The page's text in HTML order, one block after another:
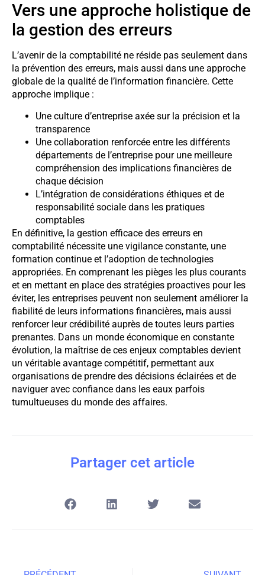
Vers une approche holistique de
la gestion des erreurs
L’avenir de la comptabilité ne réside pas seulement dans
la prévention des erreurs, mais aussi dans une approche
globale de la qualité de l’information financière. Cette
approche implique :
Une culture d’entreprise axée sur la précision et la
transparence
Une collaboration renforcée entre les différents
départements de l’entreprise pour une meilleure
compréhension des implications financières de
chaque décision
L’intégration de considérations éthiques et de
responsabilité sociale dans les pratiques
comptables
En définitive, la gestion efficace des erreurs en
comptabilité nécessite une vigilance constante, une
formation continue et l’adoption de technologies
appropriées. En comprenant les pièges les plus courants
et en mettant en place des stratégies proactives pour les
éviter, les entreprises peuvent non seulement améliorer la
fiabilité de leurs informations financières, mais aussi
renforcer leur crédibilité auprès de toutes leurs parties
prenantes. Dans un monde économique en constante
évolution, la maîtrise de ces enjeux comptables devient
un véritable avantage compétitif, permettant aux
organisations de prendre des décisions éclairées et de
naviguer avec confiance dans les eaux parfois
tumultueuses du monde des affaires.
Partager cet article